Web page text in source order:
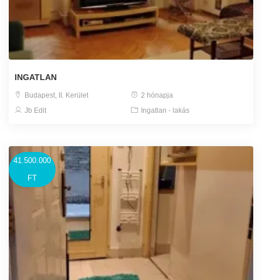
INGATLAN
Budapest, II. Kerület
2 hónapja
Jb Edit
Ingatlan - lakás
41.500.000
FT